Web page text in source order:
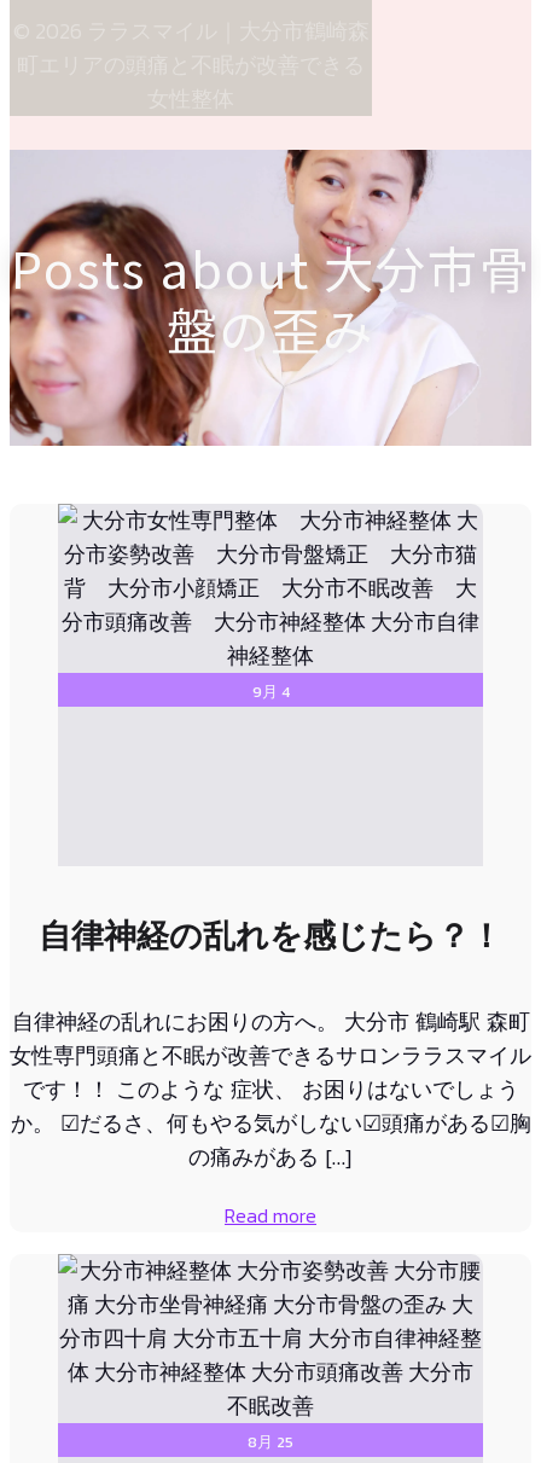
Posts about 大分市骨
盤の歪み
9月 4
自律神経の乱れを感じたら？！
自律神経の乱れにお困りの方へ。 大分市 鶴崎駅 森町
女性専門頭痛と不眠が改善できるサロンララスマイル
です！！ このような 症状、 お困りはないでしょう
か。 ☑︎だるさ、何もやる気がしない☑︎頭痛がある☑︎胸
の痛みがある […]
Read more
8月 25